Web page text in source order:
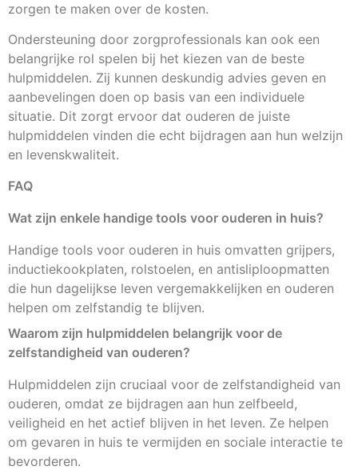
zorgen te maken over de kosten.
Ondersteuning door zorgprofessionals kan ook een
belangrijke rol spelen bij het kiezen van de beste
hulpmiddelen. Zij kunnen deskundig advies geven en
aanbevelingen doen op basis van een individuele
situatie. Dit zorgt ervoor dat ouderen de juiste
hulpmiddelen vinden die echt bijdragen aan hun welzijn
en levenskwaliteit.
FAQ
Wat zijn enkele handige tools voor ouderen in huis?
Handige tools voor ouderen in huis omvatten grijpers,
inductiekookplaten, rolstoelen, en antisliploopmatten
die hun dagelijkse leven vergemakkelijken en ouderen
helpen om zelfstandig te blijven.
Waarom zijn hulpmiddelen belangrijk voor de
zelfstandigheid van ouderen?
Hulpmiddelen zijn cruciaal voor de zelfstandigheid van
ouderen, omdat ze bijdragen aan hun zelfbeeld,
veiligheid en het actief blijven in het leven. Ze helpen
om gevaren in huis te vermijden en sociale interactie te
bevorderen.